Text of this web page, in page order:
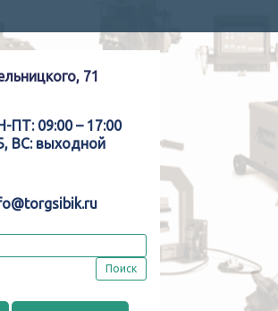
71
ПТ: 09:00 – 17:00
ВС: выходной
Поиск